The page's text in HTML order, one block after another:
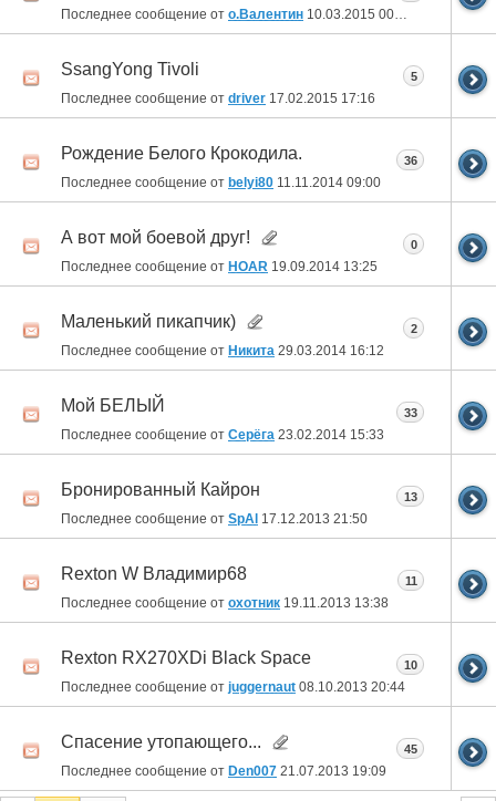
Последнее сообщение от о.Валентин 10.03.2015 00:34
SsangYong Tivoli
Последнее сообщение от driver 17.02.2015 17:16
5
Рождение Белого Крокодила.
Последнее сообщение от belyi80 11.11.2014 09:00
36
А вот мой боевой друг!
Последнее сообщение от HOAR 19.09.2014 13:25
0
Маленький пикапчик)
Последнее сообщение от Никита 29.03.2014 16:12
2
Мой БЕЛЫЙ
Последнее сообщение от Серёга 23.02.2014 15:33
33
Бронированный Кайрон
Последнее сообщение от SpAl 17.12.2013 21:50
13
Rexton W Владимир68
Последнее сообщение от охотник 19.11.2013 13:38
11
Rexton RX270XDi Black Space
Последнее сообщение от juggernaut 08.10.2013 20:44
10
Спасение утопающего...
Последнее сообщение от Den007 21.07.2013 19:09
45